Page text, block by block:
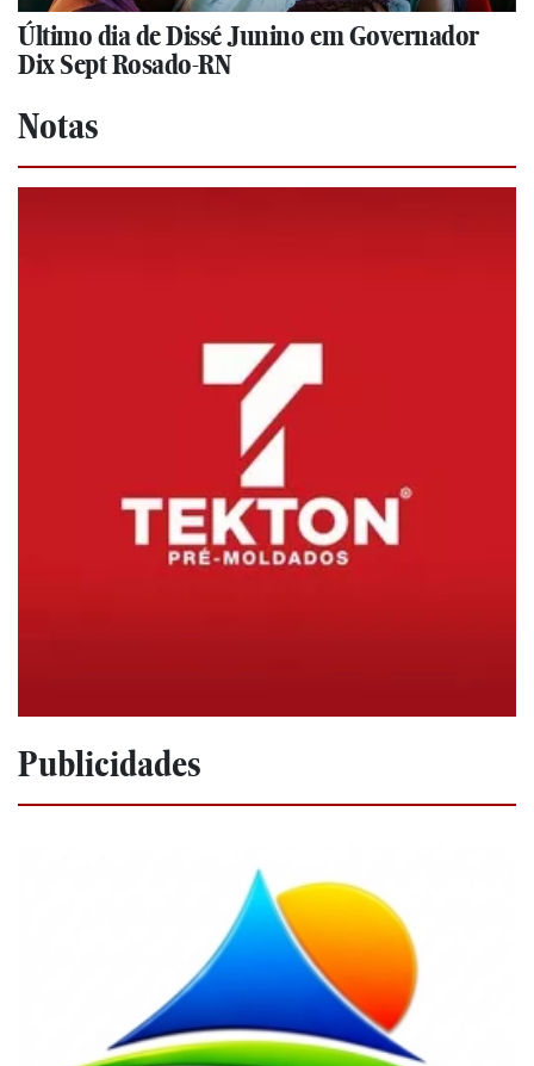
Último dia de Dissé Junino em Governador
Dix Sept Rosado-RN
Notas
Publicidades